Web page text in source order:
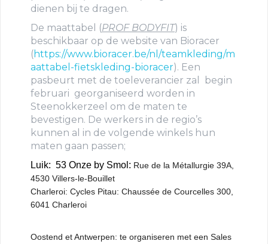
dienen bij te dragen.
De maattabel
(PROF BODYFIT) is
beschikbaar op de website van Bioracer
(https://www.bioracer.be/nl/teamkleding/m
aattabel-fietskleding-bioracer). Een
pasbeurt met de toeleverancier zal begin
februari georganiseerd worden in
Steenokkerzeel om de maten te
bevestigen. De werkers in de regio’s
kunnen al in de volgende winkels hun
maten gaan passen;
Luik: 53 Onze by Smol: Rue de la Métallurgie 39A,
4530 Villers-le-Bouillet
Charleroi: Cycles Pitau: Chaussée de Courcelles 300,
6041 Charleroi
Oostend et Antwerpen: te organiseren met een Sales